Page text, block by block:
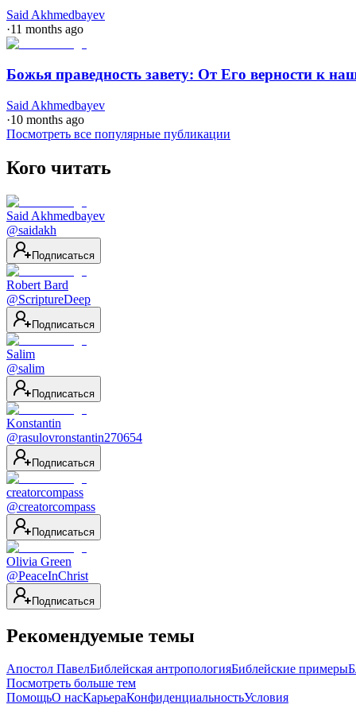
Said Akhmedbayev
·11 months ago
Божья праведность завету: От Его верности к
Said Akhmedbayev
·10 months ago
Посмотреть все популярные публикации
Кого читать
Said Akhmedbayev
@saidakh
Подписаться
Robert Bard
@ScriptureDeep
Подписаться
Salim
@salim
Подписаться
Konstantin
@rasulovronstantin270654
Подписаться
creatorcompass
@creatorcompass
Подписаться
Olivia Green
@PeaceInChrist
Подписаться
Рекомендуемые темы
Апостол ПавелБиблейская антропологияБиблейские примеры
Посмотреть больше тем
ПомощьО насКарьераКонфиденциальностьУсловия